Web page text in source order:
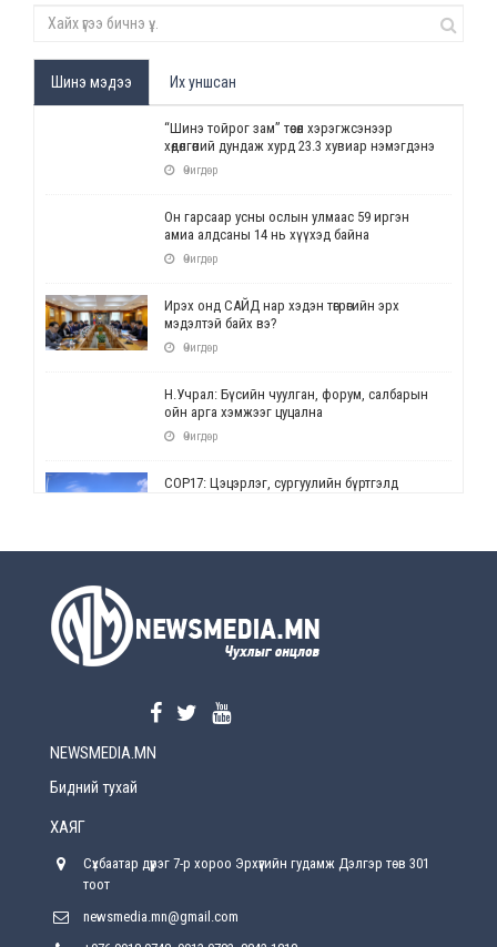
Шинэ мэдээ Их уншсан
“Шинэ тойрог зам” төсөл хэрэгжсэнээр
хөдөлгөөний дундаж хурд 23.3 хувиар нэмэгдэнэ
Өчигдөр
Он гарсаар усны ослын улмаас 59 иргэн
амиа алдсаны 14 нь хүүхэд байна
Өчигдөр
Ирэх онд САЙД нар хэдэн төгрөгийн эрх
мэдэлтэй байх вэ?
Өчигдөр
Н.Учрал: Бүсийн чуулган, форум, салбарын
ойн арга хэмжээг цуцална
Өчигдөр
СОР17: Цэцэрлэг, сургуулийн бүртгэлд
Өчигдөр
Өчигдөр
хүрсэн өгөөжөөрөө ажлаа үнэлж, хэрэгжилтээ
NEWSMEDIA.MN
Бидний тухай
ХАЯГ
Сүхбаатар дүүрэг 7-р хороо Эрхүүгийн гудамж Дэлгэр төв 301
тоот
newsmedia.mn@gmail.com